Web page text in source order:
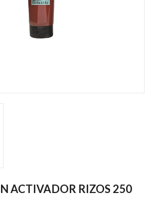
ACTIVADOR RIZOS 250